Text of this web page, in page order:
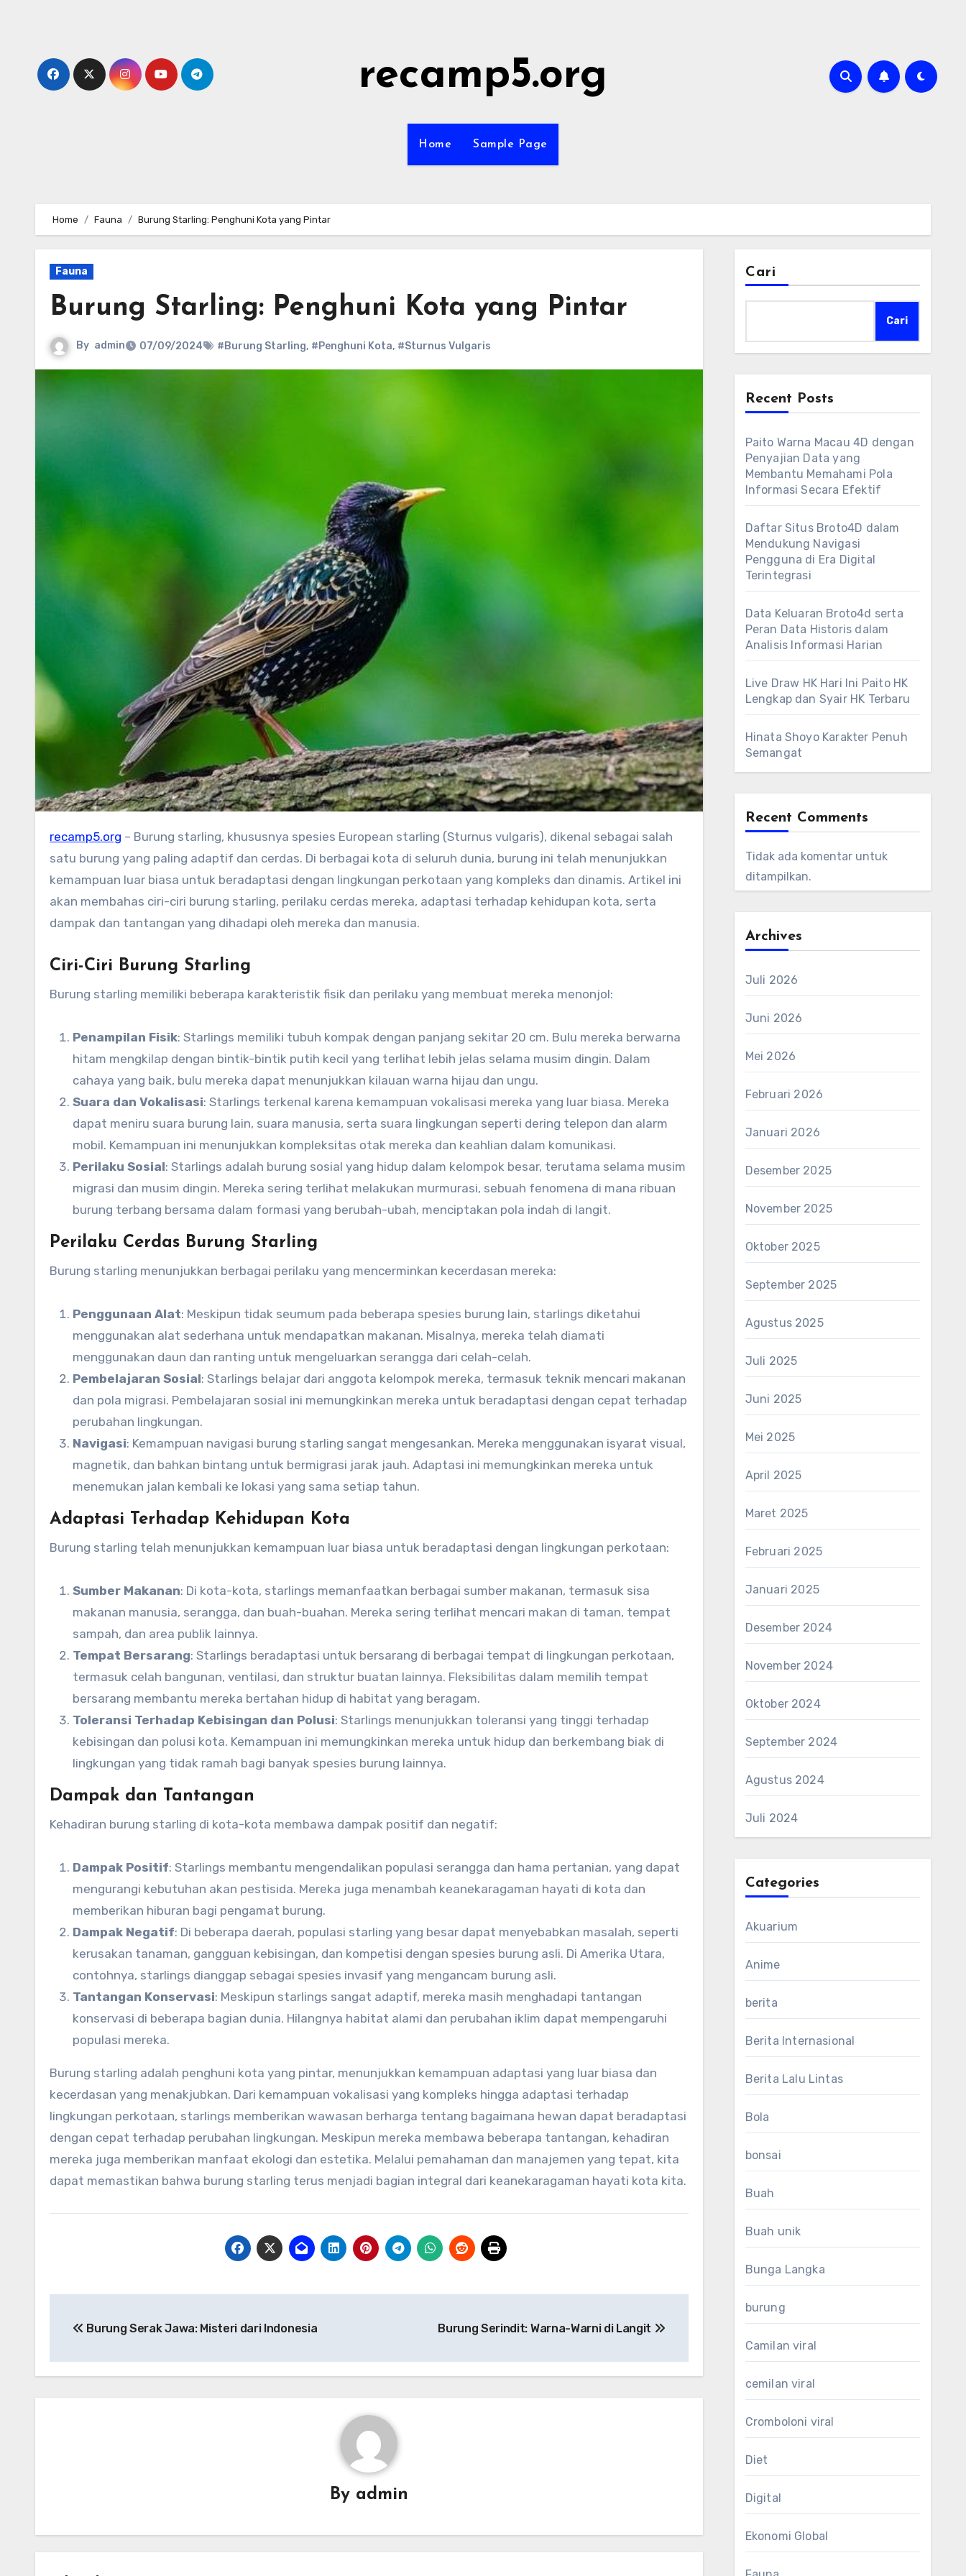
recamp5.org
Home Sample Page
Home Fauna Burung Starling: Penghuni Kota yang Pintar
Fauna
Burung Starling: Penghuni Kota yang Pintar
By admin 07/09/2024 #Burung Starling, #Penghuni Kota, #Sturnus Vulgaris
recamp5.org – Burung starling, khususnya spesies European starling (Sturnus vulgaris), dikenal sebagai salah
satu burung yang paling adaptif dan cerdas. Di berbagai kota di seluruh dunia, burung ini telah menunjukkan
kemampuan luar biasa untuk beradaptasi dengan lingkungan perkotaan yang kompleks dan dinamis. Artikel ini
akan membahas ciri-ciri burung starling, perilaku cerdas mereka, adaptasi terhadap kehidupan kota, serta
dampak dan tantangan yang dihadapi oleh mereka dan manusia.
Ciri-Ciri Burung Starling
Burung starling memiliki beberapa karakteristik fisik dan perilaku yang membuat mereka menonjol:
Penampilan Fisik: Starlings memiliki tubuh kompak dengan panjang sekitar 20 cm. Bulu mereka berwarna
hitam mengkilap dengan bintik-bintik putih kecil yang terlihat lebih jelas selama musim dingin. Dalam
cahaya yang baik, bulu mereka dapat menunjukkan kilauan warna hijau dan ungu.
Suara dan Vokalisasi: Starlings terkenal karena kemampuan vokalisasi mereka yang luar biasa. Mereka
dapat meniru suara burung lain, suara manusia, serta suara lingkungan seperti dering telepon dan alarm
mobil. Kemampuan ini menunjukkan kompleksitas otak mereka dan keahlian dalam komunikasi.
Perilaku Sosial: Starlings adalah burung sosial yang hidup dalam kelompok besar, terutama selama musim
migrasi dan musim dingin. Mereka sering terlihat melakukan murmurasi, sebuah fenomena di mana ribuan
burung terbang bersama dalam formasi yang berubah-ubah, menciptakan pola indah di langit.
Perilaku Cerdas Burung Starling
Burung starling menunjukkan berbagai perilaku yang mencerminkan kecerdasan mereka:
Penggunaan Alat: Meskipun tidak seumum pada beberapa spesies burung lain, starlings diketahui
menggunakan alat sederhana untuk mendapatkan makanan. Misalnya, mereka telah diamati
menggunakan daun dan ranting untuk mengeluarkan serangga dari celah-celah.
Pembelajaran Sosial: Starlings belajar dari anggota kelompok mereka, termasuk teknik mencari makanan
dan pola migrasi. Pembelajaran sosial ini memungkinkan mereka untuk beradaptasi dengan cepat terhadap
perubahan lingkungan.
Navigasi: Kemampuan navigasi burung starling sangat mengesankan. Mereka menggunakan isyarat visual,
magnetik, dan bahkan bintang untuk bermigrasi jarak jauh. Adaptasi ini memungkinkan mereka untuk
menemukan jalan kembali ke lokasi yang sama setiap tahun.
Adaptasi Terhadap Kehidupan Kota
Burung starling telah menunjukkan kemampuan luar biasa untuk beradaptasi dengan lingkungan perkotaan:
Sumber Makanan: Di kota-kota, starlings memanfaatkan berbagai sumber makanan, termasuk sisa
makanan manusia, serangga, dan buah-buahan. Mereka sering terlihat mencari makan di taman, tempat
sampah, dan area publik lainnya.
Tempat Bersarang: Starlings beradaptasi untuk bersarang di berbagai tempat di lingkungan perkotaan,
termasuk celah bangunan, ventilasi, dan struktur buatan lainnya. Fleksibilitas dalam memilih tempat
bersarang membantu mereka bertahan hidup di habitat yang beragam.
Toleransi Terhadap Kebisingan dan Polusi: Starlings menunjukkan toleransi yang tinggi terhadap
kebisingan dan polusi kota. Kemampuan ini memungkinkan mereka untuk hidup dan berkembang biak di
lingkungan yang tidak ramah bagi banyak spesies burung lainnya.
Dampak dan Tantangan
Kehadiran burung starling di kota-kota membawa dampak positif dan negatif:
Dampak Positif: Starlings membantu mengendalikan populasi serangga dan hama pertanian, yang dapat
mengurangi kebutuhan akan pestisida. Mereka juga menambah keanekaragaman hayati di kota dan
memberikan hiburan bagi pengamat burung.
Dampak Negatif: Di beberapa daerah, populasi starling yang besar dapat menyebabkan masalah, seperti
kerusakan tanaman, gangguan kebisingan, dan kompetisi dengan spesies burung asli. Di Amerika Utara,
contohnya, starlings dianggap sebagai spesies invasif yang mengancam burung asli.
Tantangan Konservasi: Meskipun starlings sangat adaptif, mereka masih menghadapi tantangan
konservasi di beberapa bagian dunia. Hilangnya habitat alami dan perubahan iklim dapat mempengaruhi
populasi mereka.
Burung starling adalah penghuni kota yang pintar, menunjukkan kemampuan adaptasi yang luar biasa dan
kecerdasan yang menakjubkan. Dari kemampuan vokalisasi yang kompleks hingga adaptasi terhadap
lingkungan perkotaan, starlings memberikan wawasan berharga tentang bagaimana hewan dapat beradaptasi
dengan cepat terhadap perubahan lingkungan. Meskipun mereka membawa beberapa tantangan, kehadiran
mereka juga memberikan manfaat ekologi dan estetika. Melalui pemahaman dan manajemen yang tepat, kita
dapat memastikan bahwa burung starling terus menjadi bagian integral dari keanekaragaman hayati kota kita.
pos Burung Serak Jawa: Misteri dari Indonesia Burung Serindit: Warna-Warni di Langit
By admin
Cari
Cari
Recent Posts
Paito Warna Macau 4D dengan
Penyajian Data yang
Membantu Memahami Pola
Informasi Secara Efektif
Daftar Situs Broto4D dalam
Mendukung Navigasi
Pengguna di Era Digital
Terintegrasi
Data Keluaran Broto4d serta
Peran Data Historis dalam
Analisis Informasi Harian
Live Draw HK Hari Ini Paito HK
Lengkap dan Syair HK Terbaru
Hinata Shoyo Karakter Penuh
Semangat
Recent Comments
Tidak ada komentar untuk
ditampilkan.
Archives
Juli 2026
Juni 2026
Mei 2026
Februari 2026
Januari 2026
Desember 2025
November 2025
Oktober 2025
September 2025
Agustus 2025
Juli 2025
Juni 2025
Mei 2025
April 2025
Maret 2025
Februari 2025
Januari 2025
Desember 2024
November 2024
Oktober 2024
September 2024
Agustus 2024
Juli 2024
Categories
Akuarium
Anime
berita
Berita Internasional
Berita Lalu Lintas
Bola
bonsai
Buah
Buah unik
Bunga Langka
burung
Camilan viral
cemilan viral
Cromboloni viral
Diet
Digital
Ekonomi Global